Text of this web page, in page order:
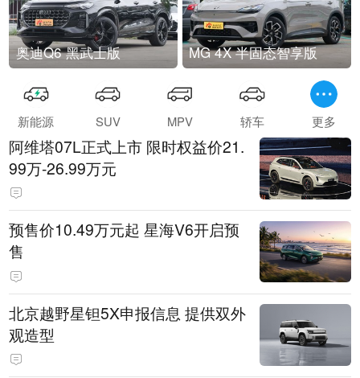
奥迪Q6 黑武士版 MG 4X 半固态智享版
新能源 SUV MPV 轿车 更多
阿维塔07L正式上市 限时权益价21.
99万-26.99万元
预售价10.49万元起 星海V6开启预
售
北京越野星钽5X申报信息 提供双外
观造型